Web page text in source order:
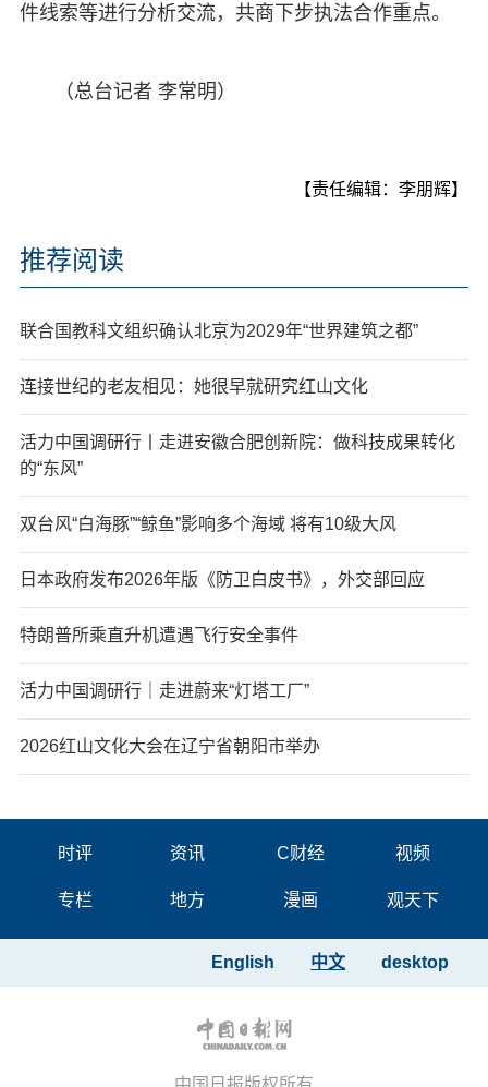
件线索等进行分析交流，共商下步执法合作重点。
（总台记者 李常明）
【责任编辑：李朋辉】
推荐阅读
联合国教科文组织确认北京为2029年“世界建筑之都”
连接世纪的老友相见：她很早就研究红山文化
活力中国调研行丨走进安徽合肥创新院：做科技成果转化
的“东风”
双台风“白海豚”“鲸鱼”影响多个海域 将有10级大风
日本政府发布2026年版《防卫白皮书》，外交部回应
特朗普所乘直升机遭遇飞行安全事件
活力中国调研行｜走进蔚来“灯塔工厂”
2026红山文化大会在辽宁省朝阳市举办
时评 资讯 C财经 视频
专栏 地方 漫画 观天下
desktop
中文
English